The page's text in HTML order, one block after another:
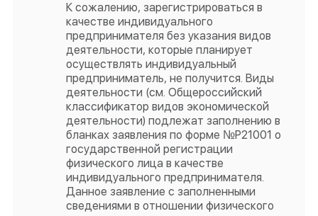
К сожалению, зарегистрироваться в
качестве индивидуального
предпринимателя без указания видов
деятельности, которые планирует
осуществлять индивидуальный
предприниматель, не получится. Виды
деятельности (см. Общероссийский
классификатор видов экономической
деятельности) подлежат заполнению в
бланках заявления по форме №Р21001 о
государственной регистрации
физического лица в качестве
индивидуального предпринимателя.
Данное заявление с заполненными
сведениями в отношении физического